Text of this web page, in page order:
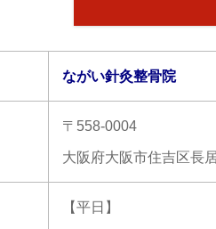
ながい針灸整骨院
〒558-0004
大阪府大阪市住吉区長
【平日】